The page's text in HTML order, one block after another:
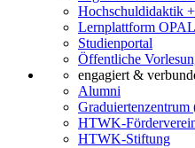
Hochschuldidaktik +
Lernplattform OPAL
Studienportal
Öffentliche
engagiert &
Alumni
Graduiertenzentrum
HTWK-
HTWK-Stiftung